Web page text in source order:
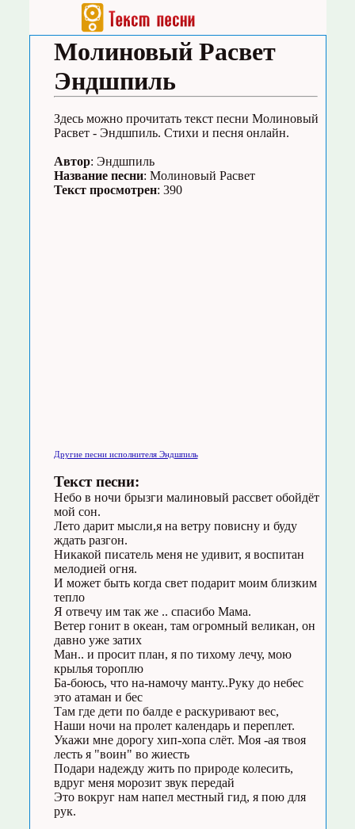
Молиновый Расвет
Эндшпиль
Здесь можно прочитать текст песни Молиновый
Расвет - Эндшпиль. Стихи и песня онлайн.
Автор: Эндшпиль
Название песни: Молиновый Расвет
Текст просмотрен: 390
Другие песни исполнителя Эндшпиль
Текст песни:
Небо в ночи брызги малиновый рассвет обойдёт
мой сон.
Лето дарит мысли,я на ветру повисну и буду
ждать разгон.
Никакой писатель меня не удивит, я воспитан
мелодией огня.
И может быть когда свет подарит моим близким
тепло
Я отвечу им так же .. спасибо Мама.
Ветер гонит в океан, там огромный великан, он
давно уже затих
Ман.. и просит план, я по тихому лечу, мою
крылья тороплю
Ба-боюсь, что на-намочу манту..Руку до небес
это атаман и бес
Там где дети по балде е раскуривают вес,
Наши ночи на пролет календарь и переплет.
Укажи мне дорогу хип-хопа слёт. Моя -ая твоя
лесть я "воин" во жиесть
Подари надежду жить по природе колесить,
вдруг меня морозит звук передай
Это вокруг нам напел местный гид, я пою для
рук.